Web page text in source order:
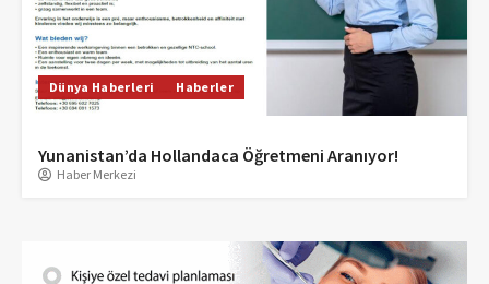
Dünya Haberleri Haberler
Yunanistan’da Hollandaca Öğretmeni Aranıyor!
Haber Merkezi